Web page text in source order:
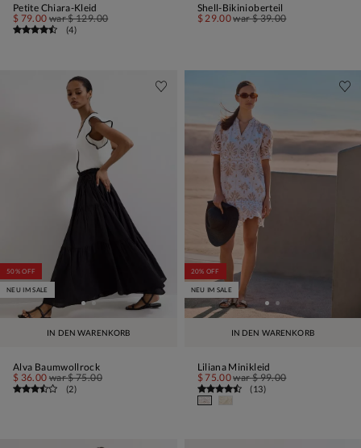
Petite Chiara-Kleid
$ 79.00 war$ 129.00
(4)
Shell-Bikinioberteil
$ 29.00war$ 39.00
IN DEN WARENKORB
50% OFF
NEU IM SALE
Alva Baumwollrock
$ 36.00 war$ 75.00
(2)
IN DEN WARENKORB
20% OFF
NEU IM SALE
Liliana Minikleid
$ 75.00war$ 99.00
(13)